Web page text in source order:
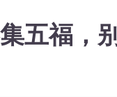
五福，